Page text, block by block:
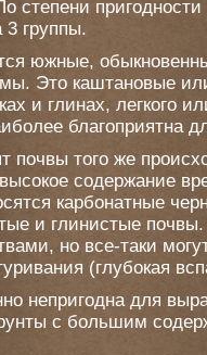
степени
3 группы.
южные,
Это каштановые
и глинах, легкого
благоприятна
почвы того же
содержание
карбонатные
и глинистые
но все-таки
(глубокая
непригодна для
с большим